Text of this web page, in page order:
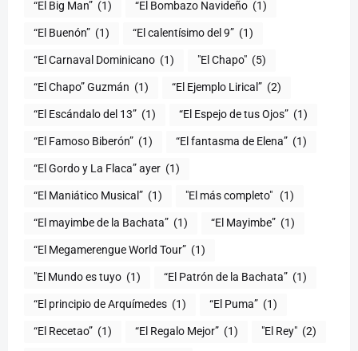
“El Big Man” (1) “El Bombazo Navideño (1)
“El Buenón” (1) “El calentísimo del 9” (1)
“El Carnaval Dominicano (1) "El Chapo" (5)
“El Chapo” Guzmán (1) “El Ejemplo Lirical” (2)
“El Escándalo del 13” (1) “El Espejo de tus Ojos” (1)
“El Famoso Biberón” (1) “El fantasma de Elena” (1)
“El Gordo y La Flaca” ayer (1)
“El Maniático Musical” (1) "El más completo" ​ (1)
“El mayimbe de la Bachata” (1) “El Mayimbe” (1)
“El Megamerengue World Tour” (1)
"El Mundo es tuyo (1) “El Patrón de la Bachata” (1)
“El principio de Arquímedes (1) “El Puma” (1)
“El Recetao” (1) “El Regalo Mejor” (1) "El Rey" (2)